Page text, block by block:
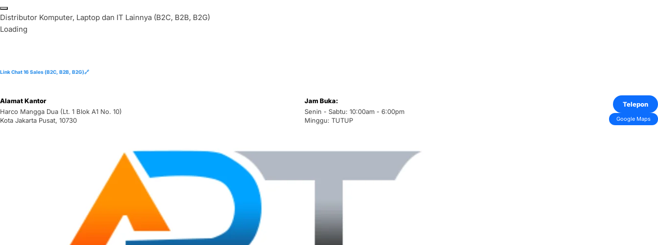
Skip
to
content
Distributor Komputer, Laptop dan IT Lainnya (B2C, B2B, B2G)
Loading
Link Chat 16 Sales (B2C, B2B, B2G)🔗
Alamat Kantor
Harco Mangga Dua (Lt. 1 Blok A1 No. 10)
Kota Jakarta Pusat, 10730
Jam Buka:
Senin - Sabtu: 10:00am - 6:00pm
Minggu: TUTUP
Telepon
Google Maps